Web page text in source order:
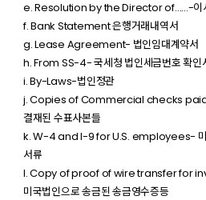
e. Resolution by the Director of…...-이
f. Bank Statement 은행거래내역서
g. Lease Agreement- 법인임대계약서
h. From SS-4- 국세청 법인세금번호 확인
i. By-Laws-법인정관
j. Copies of Commercial checks paid-
결재된 수표사본들
k. W-4 and I-9 for U.S. employees- 미
서류
l. Copy of proof of wire transfer for
미국법인으로 송금된 송금영수증등